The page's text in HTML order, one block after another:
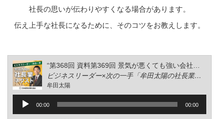
社長の思いが伝わりやすくなる場合があります。
伝え上手な社長になるために、そのコツをお教えします。
ビジネスリーダー×次の一手「牟田太陽の社長業ネクスト」
牟田太陽
00:00 00:00